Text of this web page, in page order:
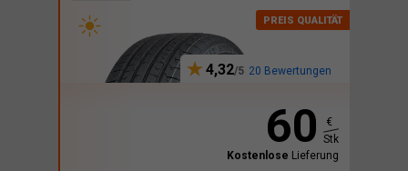
4,32 20 Bewertungen
60
€
Stk
Kostenlose Lieferung